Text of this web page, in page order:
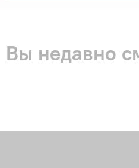
Вы недавно